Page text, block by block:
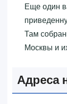
Еще один
Там
Москвы и
Адреса